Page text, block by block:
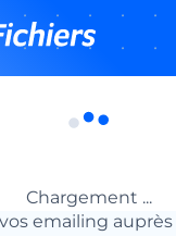
Chargement ...
email btob
des Professions
emailing